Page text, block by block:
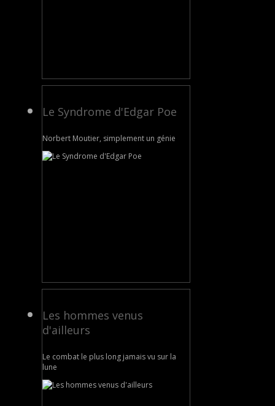
Le Syndrome d'Edgar Poe
Norbert Moutier, simplement un génie
Les hommes venus
d'ailleurs
Le combat le plus long jamais vu sur la
lune